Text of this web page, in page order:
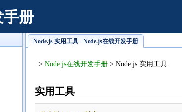
手册
Node.js 实用工具 - Node.js在线开发手册
> Node.js在线开发手册 > Node.js 实用工具
实用工具